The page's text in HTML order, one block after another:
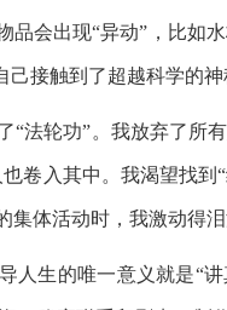
品会出现“异动”，比如
接触到了超越科学的神
“法轮功”。我放弃了所
卷入其中。我渴望找
体活动时，我激动得
人生的唯一意义就是“